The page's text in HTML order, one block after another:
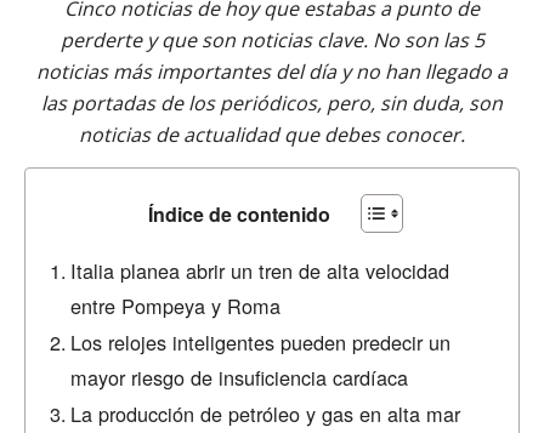
Cinco noticias de hoy que estabas a punto de
perderte y que son noticias clave. No son las 5
noticias más importantes del día y no han llegado a
las portadas de los periódicos, pero, sin duda, son
noticias de actualidad que debes conocer.
Índice de contenido
Italia planea abrir un tren de alta velocidad
entre Pompeya y Roma
Los relojes inteligentes pueden predecir un
mayor riesgo de insuficiencia cardíaca
La producción de petróleo y gas en alta mar